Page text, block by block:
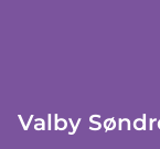
Valby